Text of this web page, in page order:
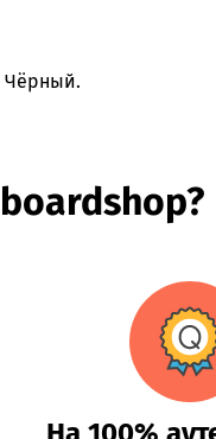
Чёрный.